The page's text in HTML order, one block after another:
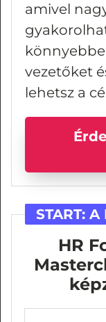
amivel
vezetőket
lehetsz a
START: A
HR